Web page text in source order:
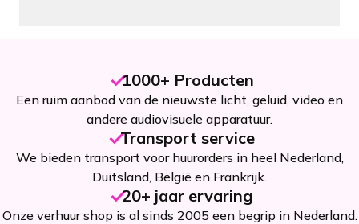
1000+ Producten
Een ruim aanbod van de nieuwste licht, geluid, video en
andere audiovisuele apparatuur.
Transport service
We bieden transport voor huurorders in heel Nederland,
Duitsland, België en Frankrijk.
20+ jaar ervaring
Onze verhuur shop is al sinds 2005 een begrip in Nederland.